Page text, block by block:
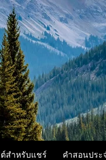
สำหรับแชร์ คำสอนประ